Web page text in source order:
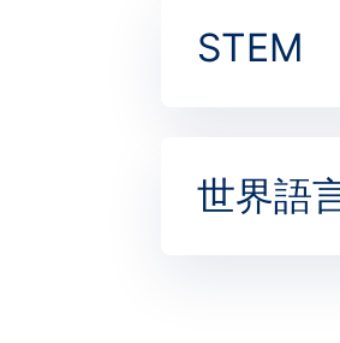
STEM
世界語